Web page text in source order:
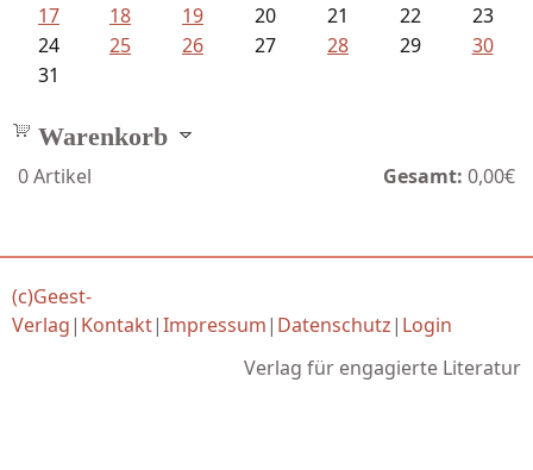
17
18 19 20 21 22
23
24
25 26 27 28 29
30
31
Warenkorb
0Artikel Gesamt: 0,00€
(c)Geest-
Verlag| Kontakt|Impressum| Datenschutz| Login
Verlag für engagierte Literatur